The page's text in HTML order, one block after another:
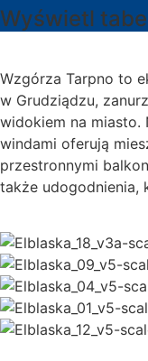
Wyświetl
Wzgórza Tarpno to
w Grudziądzu,
widokiem na miasto.
windami oferują
przestronnymi
także udogodnienia,